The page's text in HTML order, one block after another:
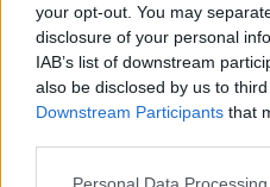
your opt-out. You may
disclosure of your personal
IAB’s list of downstream
also be disclosed by us to
Downstream Participants that
Please note that this website/
K bytu ladili aj škáry v
stereotyp, bývanie
režiséra
Bývanie ako na
stavil na osvedčené